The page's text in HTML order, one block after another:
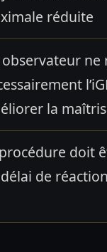
réduite
ne
la
doit
de